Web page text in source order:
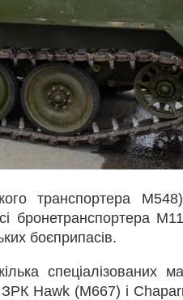
транспортера
бронетранспортера
боєприпасів.
спеціалізованих
Hawk (M667) і